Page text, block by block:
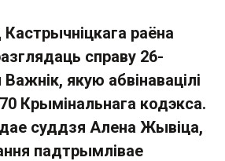
Кастрычніцкага раёна
справу 26-
якую абвінавацілі
Крымінальнага кодэкса.
суддзя Алена Жывіца,
падтрымлівае